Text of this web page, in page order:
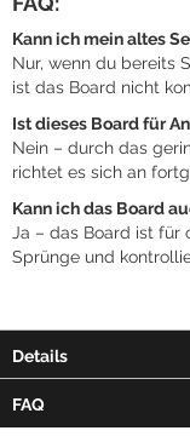
Kann ich mein altes
Nur, wenn du bereits
ist das Board nicht
Ist dieses Board für
Nein – durch das
richtet es sich an
Kann ich das Board
Ja – das Board ist für
Sprünge und
Details
FAQ